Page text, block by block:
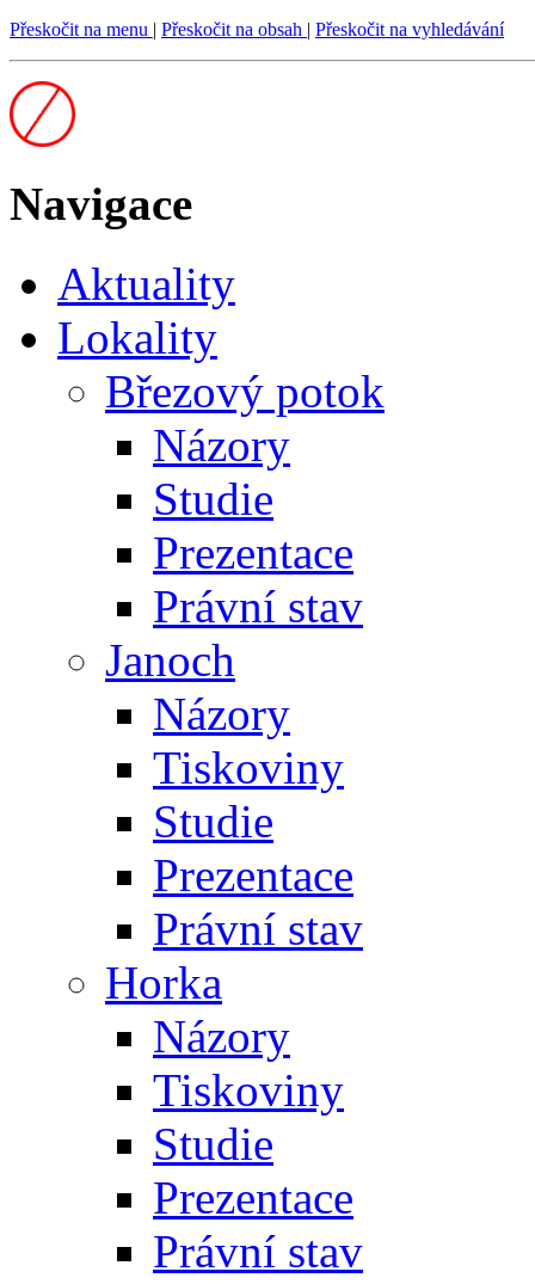
Přeskočit na menu | Přeskočit na obsah | Přeskočit na vyhledávání
Navigace
Aktuality
Lokality
Březový potok
Názory
Studie
Prezentace
Právní stav
Janoch
Názory
Tiskoviny
Studie
Prezentace
Právní stav
Horka
Názory
Tiskoviny
Studie
Prezentace
Právní stav